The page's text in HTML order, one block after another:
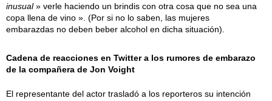
inusual» verle haciendo un brindis con otra cosa que no sea una
copa llena de vino ». (Por si no lo saben, las mujeres
embarazdas no deben beber alcohol en dicha situación).
Cadena de reacciones en Twitter a los rumores de embarazo
de la compañera de Jon Voight
El representante del actor trasladó a los reporteros su intención